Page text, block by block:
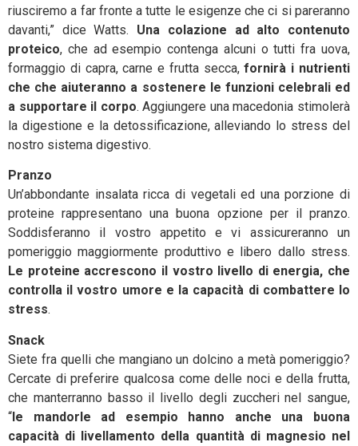
riusciremo a far fronte a tutte le esigenze che ci si pareranno
davanti,” dice Watts. Una colazione ad alto contenuto
proteico, che ad esempio contenga alcuni o tutti fra uova,
formaggio di capra, carne e frutta secca,fornirà i nutrienti
che che aiuteranno a sostenere le funzioni celebrali ed
a supportare il corpo. Aggiungere una macedonia stimolerà
la digestione e la detossificazione, alleviando lo stress del
nostro sistema digestivo.
Pranzo
Un’abbondante insalata ricca di vegetali ed una porzione di
proteine rappresentano una buona opzione per il pranzo.
Soddisferanno il vostro appetito e vi assicureranno un
pomeriggio maggiormente produttivo e libero dallo stress.
Le proteine accrescono il vostro livello di energia, che
controlla il vostro umore e la capacità di combattere lo
stress.
Snack
Siete fra quelli che mangiano un dolcino a metà pomeriggio?
Cercate di preferire qualcosa come delle noci e della frutta,
che manterranno basso il livello degli zuccheri nel sangue,
“le mandorle ad esempio hanno anche una buona
capacità di livellamento della quantità di magnesio nel